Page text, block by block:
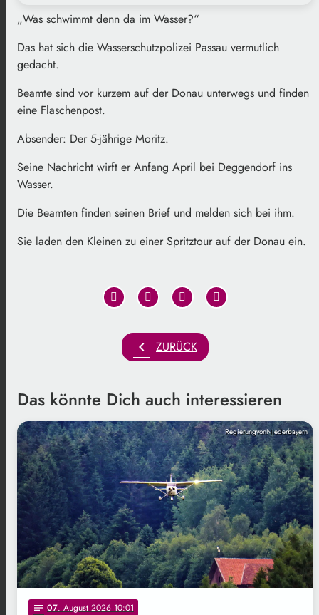
„Was schwimmt denn da im Wasser?“
Das hat sich die Wasserschutzpolizei Passau vermutlich
gedacht.
Beamte sind vor kurzem auf der Donau unterwegs und finden
eine Flaschenpost.
Absender: Der 5-jährige Moritz.
Seine Nachricht wirft er Anfang April bei Deggendorf ins
Wasser.
Die Beamten finden seinen Brief und melden sich bei ihm.
Sie laden den Kleinen zu einer Spritztour auf der Donau ein.
chevron_left ZURÜCK
Das könnte Dich auch interessieren
RegierungvonNiederbayern
notes 07. August 2026 10:01